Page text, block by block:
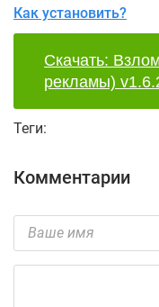
Как установить?
Скачать:
рекламы)
Теги:
Комментарии